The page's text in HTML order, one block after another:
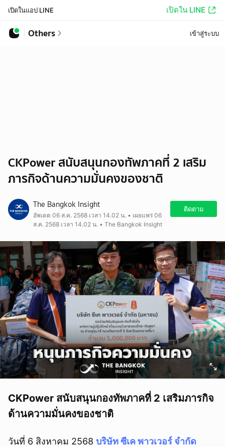
เปิดในแอป LINE เปิดใน LINE
Others เข้าสู่ระบบ
CKPower สนับสนุนกองทัพภาคที่ 2 เสริม
ภารกิจด้านความมั่นคงของชาติ
The Bangkok Insight
อัพเดต 06 ส.ค. 2568 เวลา 14.02 น. • เผยแพร่ 06
ส.ค. 2568 เวลา 14.02 น. • The Bangkok Insight
ติดตาม
CKPower สนับสนุนกองทัพภาคที่ 2 เสริมภารกิจ
ด้านความมั่นคงของชาติ
วันที่ 6 สิงหาคม 2568 บริษัท ซีเค พาวเวอร์ จำกัด